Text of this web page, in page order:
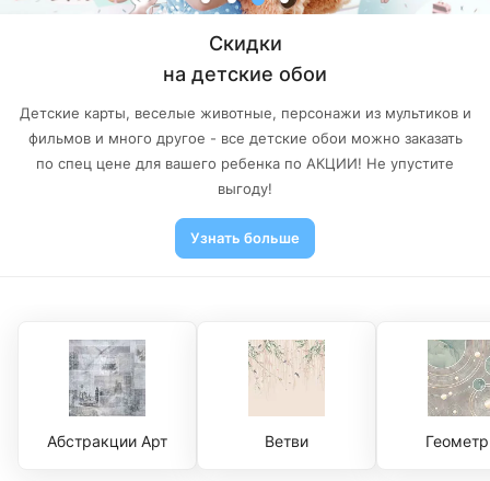
Скидки
на детские обои
Детские карты, веселые животные, персонажи из мультиков и
фильмов и много другое - все детские обои можно заказать
по спец цене для вашего ребенка по АКЦИИ! Не упустите
выгоду!
Узнать больше
Абстракции Арт Ветви